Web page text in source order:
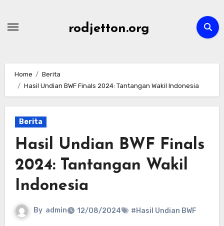
rodjetton.org
Home
Berita
Hasil Undian BWF Finals 2024: Tantangan Wakil Indonesia
Berita
Hasil Undian BWF Finals
2024: Tantangan Wakil
Indonesia
By admin 12/08/2024 #Hasil Undian BWF